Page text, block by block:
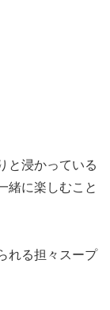
と浸かっている
緒に楽しむこと
れる担々スープ